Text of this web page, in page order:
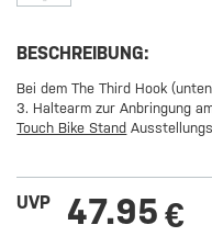
BESCHREIBUNG:
Bei dem The Third Hook
3. Haltearm zur Anbringung
Touch Bike Stand
UVP 47.95 €